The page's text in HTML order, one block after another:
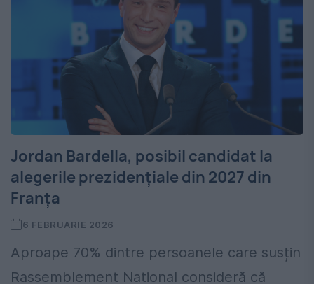
Jordan Bardella, posibil candidat la
alegerile prezidențiale din 2027 din
Franța
6 FEBRUARIE 2026
Aproape 70% dintre persoanele care susțin
Rassemblement National consideră că